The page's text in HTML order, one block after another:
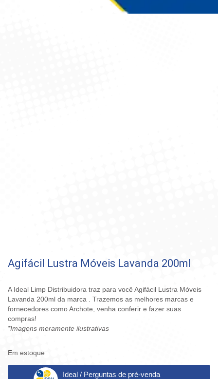
Agifácil Lustra Móveis Lavanda 200ml
A Ideal Limp Distribuidora traz para você Agifácil Lustra Móveis
Lavanda 200ml da marca . Trazemos as melhores marcas e
fornecedores como Archote, venha conferir e fazer suas
compras!
*Imagens meramente ilustrativas
Em estoque
Ideal / Perguntas de pré-venda